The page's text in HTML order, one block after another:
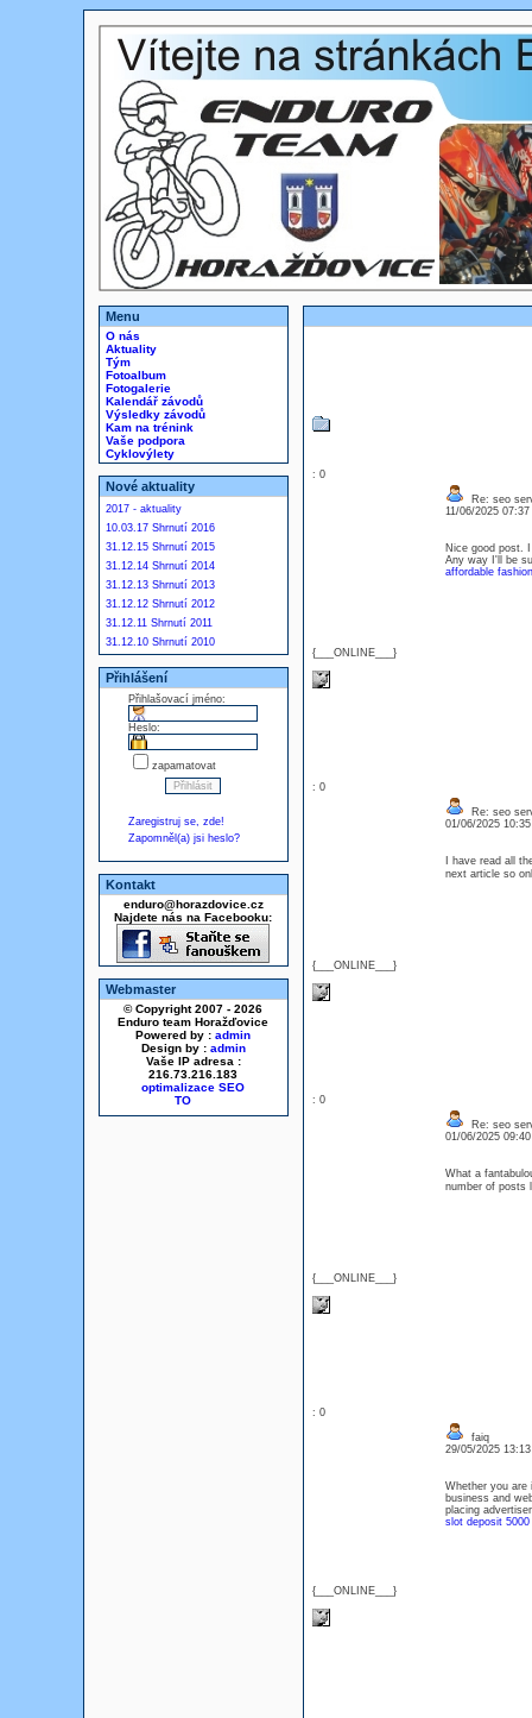
Menu
O nás
Aktuality
Tým
Fotoalbum
Fotogalerie
Kalendář závodů
Výsledky závodů
Kam na trénink
Vaše podpora
Cyklovýlety
Nové aktuality
2017 - aktuality
10.03.17 Shrnutí 2016
31.12.15 Shrnutí 2015
31.12.14 Shrnutí 2014
31.12.13 Shrnutí 2013
31.12.12 Shrnutí 2012
31.12.11 Shrnutí 2011
31.12.10 Shrnutí 2010
Přihlášení
Přihlašovací jméno:
Heslo:
zapamatovat
Zaregistruj se, zde!
Zapomněl(a) jsi heslo?
Kontakt
enduro@horazdovice.cz
Najdete nás na Facebooku:
Webmaster
© Copyright 2007 - 2026
Enduro team Horažďovice
Powered by : admin
Design by : admin
Vaše IP adresa :
216.73.216.183
optimalizace SEO
: 0
{___ONLINE___}
Re: seo
11/06/2025
Nice good post.
Any way I'll be
affordable fashion
: 0
{___ONLINE___}
Re: seo
01/06/2025
I have read all
next article so
: 0
{___ONLINE___}
Re: seo
01/06/2025
What a
number of
: 0
{___ONLINE___}
faiq
29/05/2025
Whether you are
business and
placing
slot deposit 5000